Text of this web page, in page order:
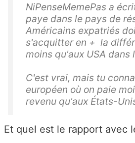
NiPenseMemePas a
paye dans le pays de
Américains expatriés
s'acquitter en + la
moins qu'aux USA dans
C'est vrai, mais tu
européen où on paie
revenu qu'aux États-
Et quel est le rapport avec